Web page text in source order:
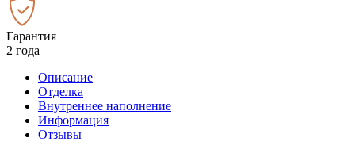
Гарантия
2 года
Описание
Отделка
Внутреннее наполнение
Информация
Отзывы